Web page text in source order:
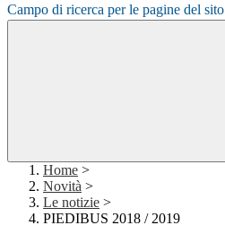
Campo di ricerca per le pagine del sito
Home >
Novità >
Le notizie >
PIEDIBUS 2018 / 2019